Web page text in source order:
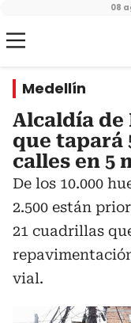
08
Medellín
Alcaldía
que tapará
calles en 5
De los 10.000
2.500 están
21 cuadrillas
vial.